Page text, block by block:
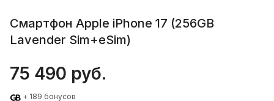
Смартфон Apple iPhone 17 (256GB
Lavender Sim+eSim)
75 490 руб.
+ 189 бонусов